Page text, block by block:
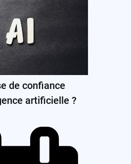
de confiance
artificielle ?